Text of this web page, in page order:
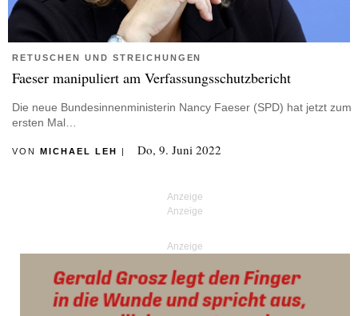
RETUSCHEN UND STREICHUNGEN
Faeser manipuliert am Verfassungsschutzbericht
Die neue Bundesinnenministerin Nancy Faeser (SPD) hat jetzt zum
ersten Mal…
VON MICHAEL LEH | Do, 9. Juni 2022
Anzeige